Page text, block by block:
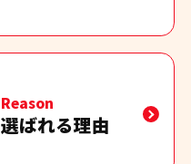
Reason
選ばれる理由